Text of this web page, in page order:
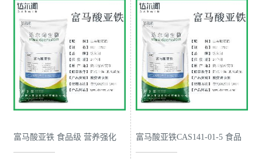
联
系
方
式
线
富马酸亚铁 食品级 营养强化
剂 西安达尔闻 应用范围
富马酸亚铁CAS141-01-5 食品
级 营养强化剂 西安达尔闻